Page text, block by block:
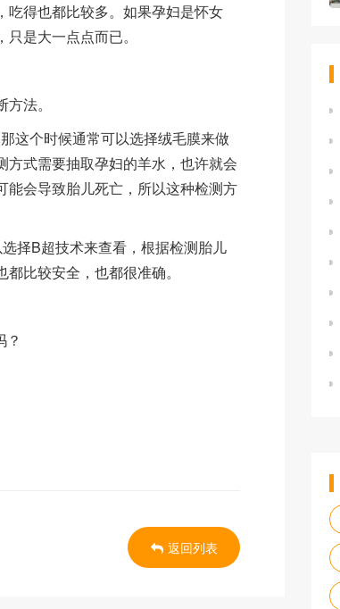
吃得也都比较多。如果孕妇是怀女
是大一点点而已。
法。
这个时候通常可以选择绒毛膜来做
式需要抽取孕妇的羊水，也许就会
能会导致胎儿死亡，所以这种检测方
择B超技术来查看，根据检测胎儿
比较安全，也都很准确。
？
返回列表